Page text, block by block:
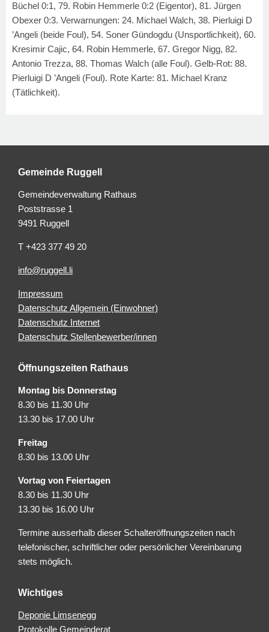
Büchel 0:1, 79. Robin Hemmerle 0:2 (Eigentor), 81. Jürgen
Obexer 0:3. Verwarnungen: 24. Michael Walch, 38. Pierluigi D
’Angeli (beide Foul), 54. Soner Gündogdu (Unsportlichkeit), 60.
Kresimir Cajic, 64. Robin Hemmerle, 67. Gregor Nigg, 82.
Antonio Trezza, 88. Thomas Walch (alle Foul). Gelb-Rot: 88.
Pierluigi D ’Angeli (Foul). Rote Karte: 81. Michael Kranz
(Tätlichkeit).
Gemeinde Ruggell
Gemeindeverwaltung Rathaus
Poststrasse 1
9491 Ruggell
T +423 377 49 20
info@ruggell.li
Impressum
Datenschutz Allgemein (Einwohner)
Datenschutz Internet
Datenschutz Stellenbewerber/innen
Öffnungszeiten Rathaus
Montag bis Donnerstag
8.30 bis 11.30 Uhr
13.30 bis 17.00 Uhr
Freitag
8.30 bis 13.00 Uhr
Vortag von Feiertagen
8.30 bis 11.30 Uhr
13.30 bis 16.00 Uhr
Termine ausserhalb dieser Schalteröffnungszeiten nach
telefonischer, schriftlicher oder persönlicher Vereinbarung
stets möglich.
Wichtiges
Deponie Limsenegg
Protokolle Gemeinderat